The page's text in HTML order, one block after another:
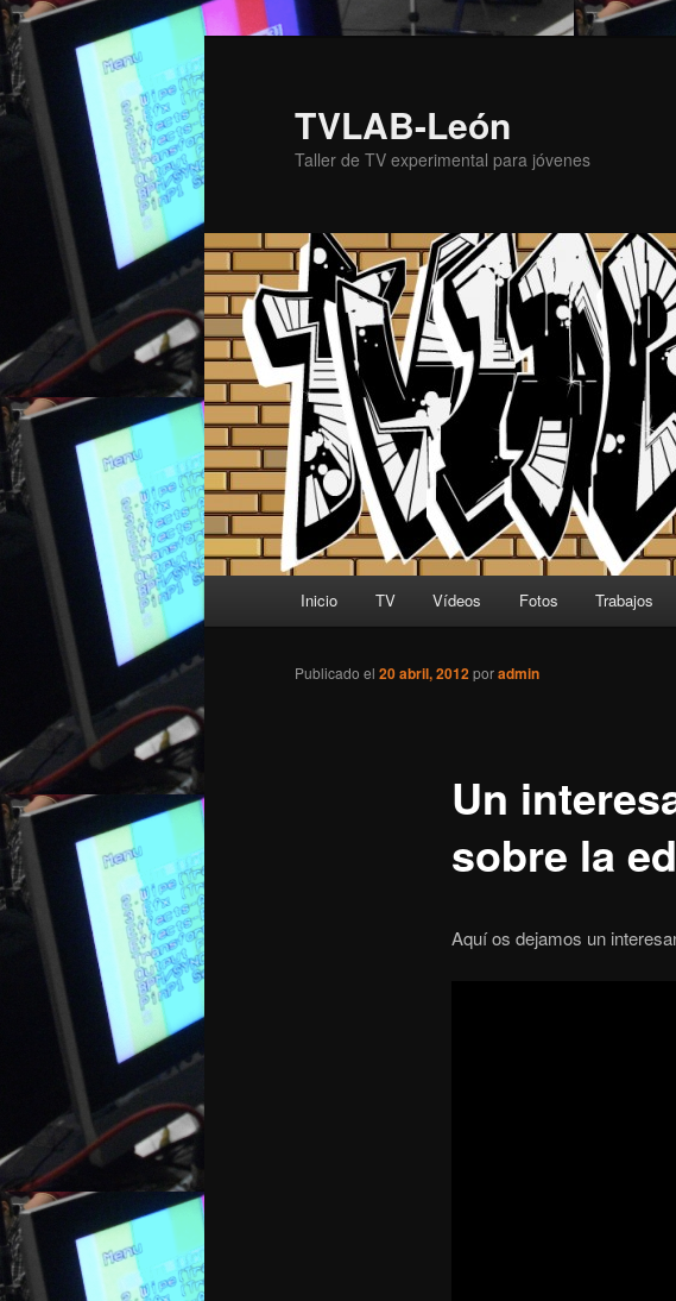
TVLAB-León
Taller de TV experimental para jóvenes
Ir al contenido principal
Ir al contenido secundario
Inicio TV Vídeos Fotos Trabajos
Un
sobre la
Publicado el 20 abril, 2012poradmin
Aquí os dejamos un